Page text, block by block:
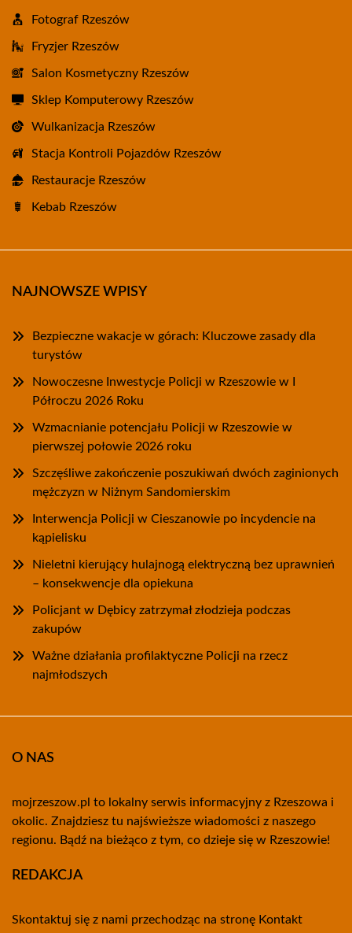
Fotograf Rzeszów
Fryzjer Rzeszów
Salon Kosmetyczny Rzeszów
Sklep Komputerowy Rzeszów
Wulkanizacja Rzeszów
Stacja Kontroli Pojazdów Rzeszów
Restauracje Rzeszów
Kebab Rzeszów
NAJNOWSZE WPISY
Bezpieczne wakacje w górach: Kluczowe zasady dla
turystów
Nowoczesne Inwestycje Policji w Rzeszowie w I
Półroczu 2026 Roku
Wzmacnianie potencjału Policji w Rzeszowie w
pierwszej połowie 2026 roku
Szczęśliwe zakończenie poszukiwań dwóch zaginionych
mężczyzn w Niżnym Sandomierskim
Interwencja Policji w Cieszanowie po incydencie na
kąpielisku
Nieletni kierujący hulajnogą elektryczną bez uprawnień
– konsekwencje dla opiekuna
Policjant w Dębicy zatrzymał złodzieja podczas
zakupów
Ważne działania profilaktyczne Policji na rzecz
najmłodszych
O NAS
mojrzeszow.pl to lokalny serwis informacyjny z Rzeszowa i
okolic. Znajdziesz tu najświeższe wiadomości z naszego
regionu. Bądź na bieżąco z tym, co dzieje się w Rzeszowie!
REDAKCJA
Skontaktuj się z nami przechodząc na stronę Kontakt